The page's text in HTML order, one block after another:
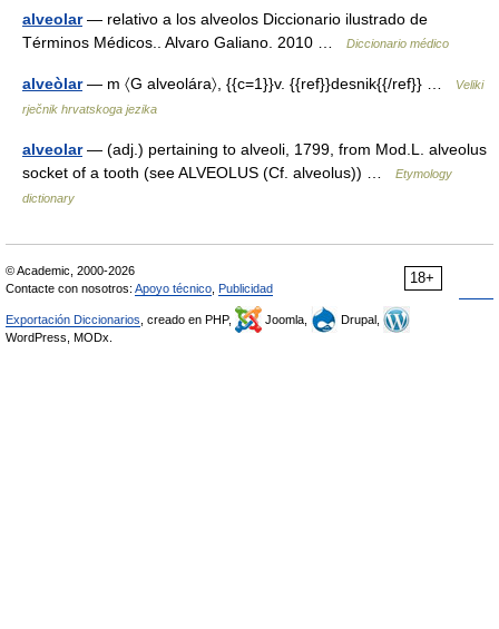
alveolar— relativo a los alveolos Diccionario ilustrado de
Términos Médicos.. Alvaro Galiano. 2010 …
Diccionario médico
alveòlar— m 〈G alveolára〉, {{c=1}}v. {{ref}}desnik{{/ref}} …
Veliki
rječnik hrvatskoga jezika
alveolar— (adj.) pertaining to alveoli, 1799, from Mod.L. alveolus
socket of a tooth (see ALVEOLUS (Cf. alveolus)) …
Etymology
dictionary
18+
© Academic, 2000-2026
Contacte con nosotros: Apoyo técnico Publicidad
Exportación Diccionarios , creado en PHP, Joomla,
Drupal,
WordPress, MODx.